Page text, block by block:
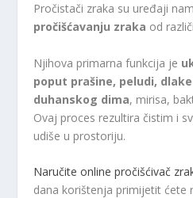
Pročistači zraka su uređaji
pročišćavanju zraka od
Njihova primarna funkcija je
poput prašine, peludi,
duhanskog dima, mirisa,
Ovaj proces rezultira čistim i
udiše u prostoriju.
Naručite online pročišćivač
dana korištenja primijetit ćete